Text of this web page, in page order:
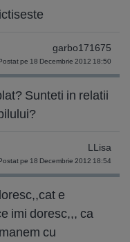
garbo171675
pe 18 Decembrie 2012 18:50
Sunteti in relatii
LLisa
pe 18 Decembrie 2012 18:54
e
imi doresc,,, ca
cu